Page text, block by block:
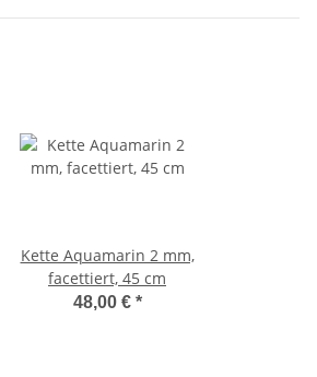
Kette Aquamarin 2 mm,
facettiert, 45 cm
48,00 € *